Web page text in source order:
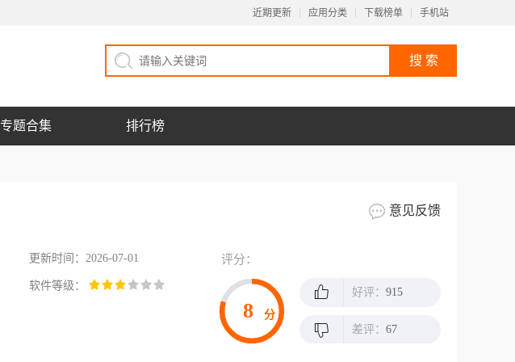
近期更新 应用分类 下载榜单 手机站
专题合集 排行榜
意见反馈
更新时间：2026-07-01
软件等级：
评分：
8 分
好评： 915
差评： 67